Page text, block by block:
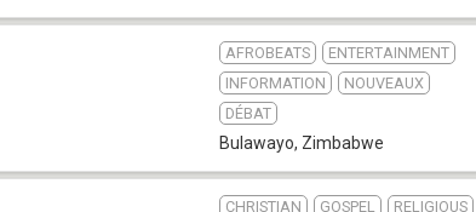
AFROBEATS
ENTERTAINMENT
INFORMATION
NOUVEAUX
DÉBAT
Bulawayo, Zimbabwe
CHRISTIAN GOSPEL RELIGIOUS